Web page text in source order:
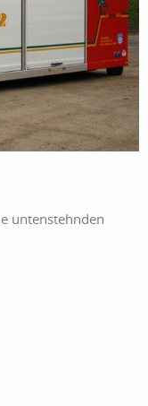
untenstehnden